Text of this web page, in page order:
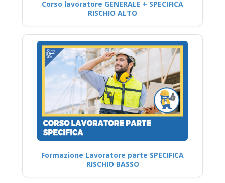
Corso lavoratore GENERALE + SPECIFICA
RISCHIO ALTO
Formazione Lavoratore parte SPECIFICA
RISCHIO BASSO